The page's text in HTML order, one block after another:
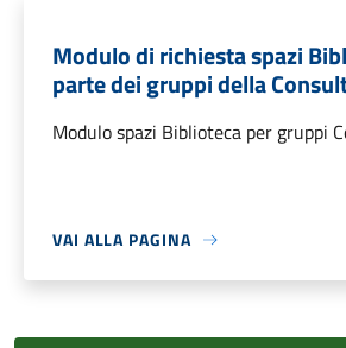
Modulo di richiesta spazi
parte dei gruppi della
Modulo spazi Biblioteca per gruppi
VAI ALLA PAGINA